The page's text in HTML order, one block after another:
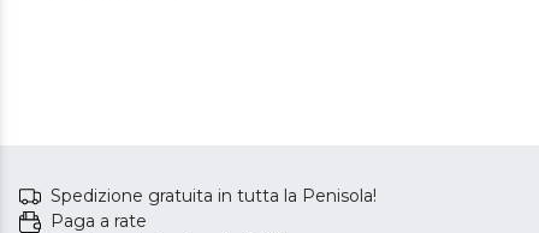
Spedizione gratuita in tutta la Penisola!
Paga a rate